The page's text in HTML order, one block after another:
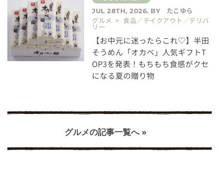
JUL 28TH, 2026. BY
たこゆら
グルメ > 食品／テイクアウト／デリバ
リー
【お中元に迷ったらこれ♡】半田
そうめん「オカベ」人気ギフトT
OP3を発表！もちもち食感がクセ
になる夏の贈り物
グルメの記事一覧へ »